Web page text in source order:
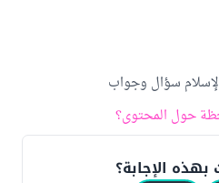
سؤال وجواب
حول المحتوى؟
الإجابة؟